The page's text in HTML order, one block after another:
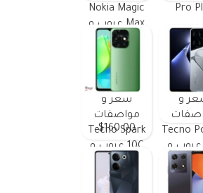
Pro
Nokia Magic
Max عيوب و
مميزات
و
Tecno
Pro عيوب و
سعر و
مواصفات
Tecno Spark
10C عيوب و
مميزات
$160.00